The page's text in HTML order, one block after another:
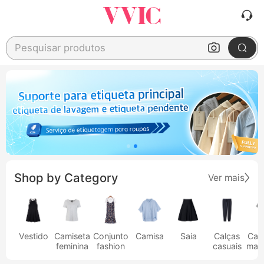
Pesquisar produtos
Shop by Category Ver mais
Vestido
Camiseta
feminina
Conjunto
fashion
Camisa Saia
Calças
casuais